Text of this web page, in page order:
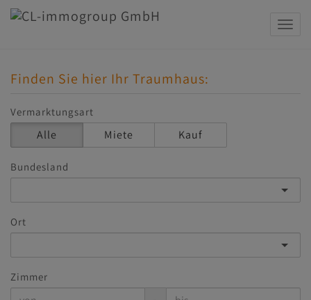
Finden Sie hier Ihr Traumhaus:
Vermarktungsart
Alle Miete Kauf
Bundesland
Ort
Zimmer